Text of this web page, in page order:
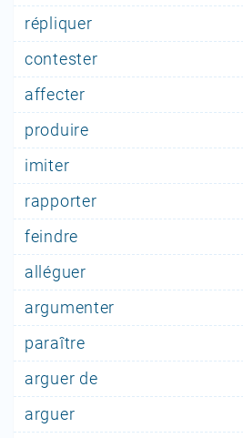
répliquer
contester
affecter
produire
imiter
rapporter
feindre
alléguer
argumenter
paraître
arguer de
arguer